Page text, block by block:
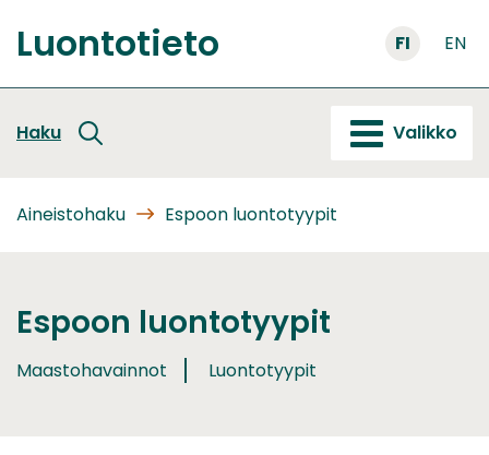
sisältöön
Etusivu
Luontotieto FI EN
Haku Valikko
Aineistohaku Espoon luontotyypit
Espoon luontotyypit
Maastohavainnot Luontotyypit